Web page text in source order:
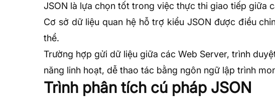
JSON là lựa chọn tốt trong việc thực thi giao tiếp giữa
Cơ sở dữ liệu quan hệ hỗ trợ kiểu JSON được điều
thể.
Trường hợp gửi dữ liệu giữa các Web Server, trình
năng linh hoạt, dễ thao tác bằng ngôn ngữ lập trình
Trình phân tích cú pháp JSON